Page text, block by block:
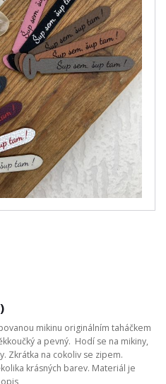
mikinu originálním taháčkem
a pevný. Hodí se na mikiny,
Zkrátka na cokoliv se zipem.
krásných barev. Materiál je